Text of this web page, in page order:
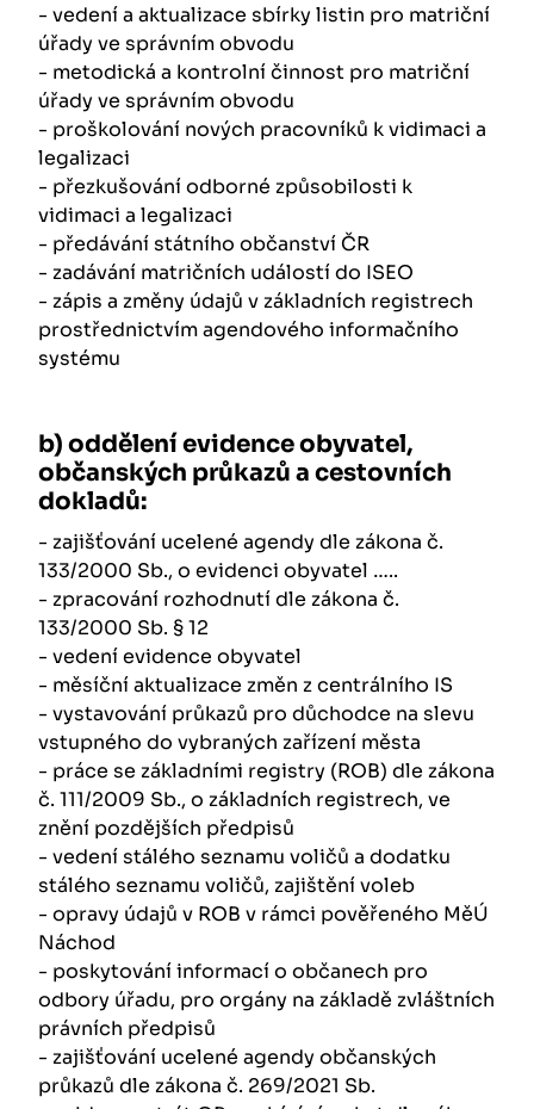
- vedení a aktualizace sbírky listin pro matriční
úřady ve správním obvodu
- metodická a kontrolní činnost pro matriční
úřady ve správním obvodu
- proškolování nových pracovníků k vidimaci a
legalizaci
- přezkušování odborné způsobilosti k
vidimaci a legalizaci
- předávání státního občanství ČR
- zadávání matričních událostí do ISEO
- zápis a změny údajů v základních registrech
prostřednictvím agendového informačního
systému
b) oddělení evidence obyvatel,
občanských průkazů a cestovních
dokladů:
- zajišťování ucelené agendy dle zákona č.
133/2000 Sb., o evidenci obyvatel …..
- zpracování rozhodnutí dle zákona č.
133/2000 Sb. § 12
- vedení evidence obyvatel
- měsíční aktualizace změn z centrálního IS
- vystavování průkazů pro důchodce na slevu
vstupného do vybraných zařízení města
- práce se základními registry (ROB) dle zákona
č. 111/2009 Sb., o základních registrech, ve
znění pozdějších předpisů
- vedení stálého seznamu voličů a dodatku
stálého seznamu voličů, zajištění voleb
- opravy údajů v ROB v rámci pověřeného MěÚ
Náchod
- poskytování informací o občanech pro
odbory úřadu, pro orgány na základě zvláštních
právních předpisů
- zajišťování ucelené agendy občanských
průkazů dle zákona č. 269/2021 Sb.